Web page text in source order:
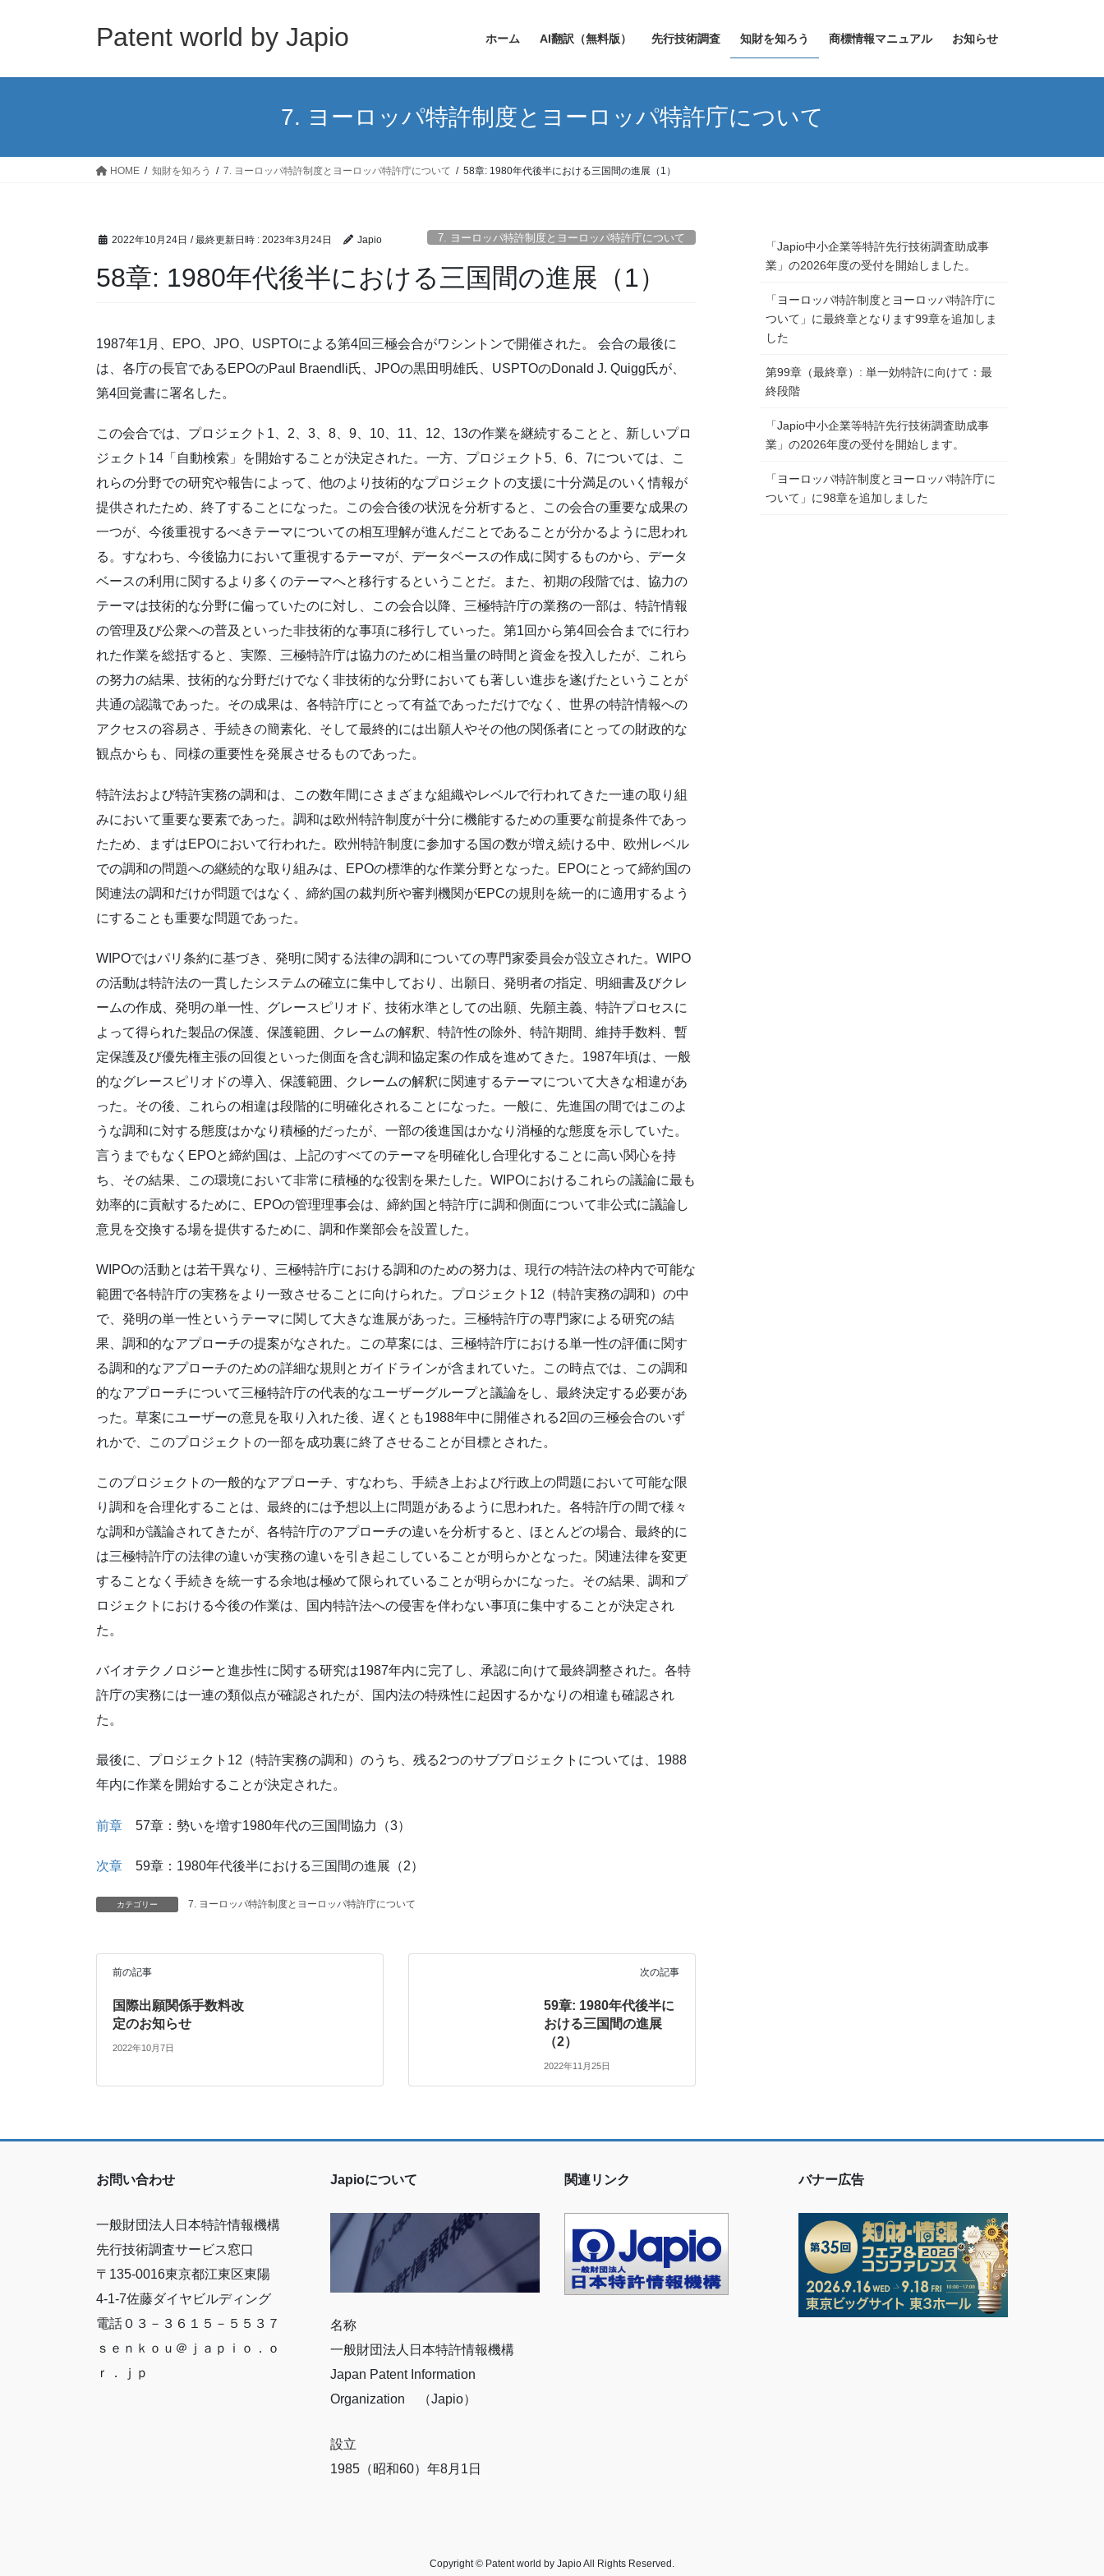
Patent world by Japio ホーム AI翻訳（無料版） 先行技術調査 知財を知ろう 商標情報マニュアル お知らせ
7. ヨーロッパ特許制度とヨーロッパ特許庁について
HOME 知財を知ろう 7. ヨーロッパ特許制度とヨーロッパ特許庁について 58章: 1980年代後半における三国間の進展（1）
2022年10月24日 / 最終更新日時 : 2023年3月24日 Japio 7. ヨーロッパ特許制度とヨーロッパ特許庁について
58章: 1980年代後半における三国間の進展（1）
1987年1月、EPO、JPO、USPTOによる第4回三極会合がワシントンで開催された。 会合の最後に
は、各庁の長官であるEPOのPaul Braendli氏、JPOの黒田明雄氏、USPTOのDonald J. Quigg氏が、
第4回覚書に署名した。
この会合では、プロジェクト1、2、3、8、9、10、11、12、13の作業を継続することと、新しいプロ
ジェクト14「自動検索」を開始することが決定された。一方、プロジェクト5、6、7については、こ
れらの分野での研究や報告によって、他のより技術的なプロジェクトの支援に十分満足のいく情報が
提供されたため、終了することになった。この会合後の状況を分析すると、この会合の重要な成果の
一つが、今後重視するべきテーマについての相互理解が進んだことであることが分かるように思われ
る。すなわち、今後協力において重視するテーマが、データベースの作成に関するものから、データ
ベースの利用に関するより多くのテーマへと移行するということだ。また、初期の段階では、協力の
テーマは技術的な分野に偏っていたのに対し、この会合以降、三極特許庁の業務の一部は、特許情報
の管理及び公衆への普及といった非技術的な事項に移行していった。第1回から第4回会合までに行わ
れた作業を総括すると、実際、三極特許庁は協力のために相当量の時間と資金を投入したが、これら
の努力の結果、技術的な分野だけでなく非技術的な分野においても著しい進歩を遂げたということが
共通の認識であった。その成果は、各特許庁にとって有益であっただけでなく、世界の特許情報への
アクセスの容易さ、手続きの簡素化、そして最終的には出願人やその他の関係者にとっての財政的な
観点からも、同様の重要性を発展させるものであった。
特許法および特許実務の調和は、この数年間にさまざまな組織やレベルで行われてきた一連の取り組
みにおいて重要な要素であった。調和は欧州特許制度が十分に機能するための重要な前提条件であっ
たため、まずはEPOにおいて行われた。欧州特許制度に参加する国の数が増え続ける中、欧州レベル
での調和の問題への継続的な取り組みは、EPOの標準的な作業分野となった。EPOにとって締約国の
関連法の調和だけが問題ではなく、締約国の裁判所や審判機関がEPCの規則を統一的に適用するよう
にすることも重要な問題であった。
WIPOではパリ条約に基づき、発明に関する法律の調和についての専門家委員会が設立された。WIPO
の活動は特許法の一貫したシステムの確立に集中しており、出願日、発明者の指定、明細書及びクレ
ームの作成、発明の単一性、グレースピリオド、技術水準としての出願、先願主義、特許プロセスに
よって得られた製品の保護、保護範囲、クレームの解釈、特許性の除外、特許期間、維持手数料、暫
定保護及び優先権主張の回復といった側面を含む調和協定案の作成を進めてきた。1987年頃は、一般
的なグレースピリオドの導入、保護範囲、クレームの解釈に関連するテーマについて大きな相違があ
った。その後、これらの相違は段階的に明確化されることになった。一般に、先進国の間ではこのよ
うな調和に対する態度はかなり積極的だったが、一部の後進国はかなり消極的な態度を示していた。
言うまでもなくEPOと締約国は、上記のすべてのテーマを明確化し合理化することに高い関心を持
ち、その結果、この環境において非常に積極的な役割を果たした。WIPOにおけるこれらの議論に最も
効率的に貢献するために、EPOの管理理事会は、締約国と特許庁に調和側面について非公式に議論し
意見を交換する場を提供するために、調和作業部会を設置した。
WIPOの活動とは若干異なり、三極特許庁における調和のための努力は、現行の特許法の枠内で可能な
範囲で各特許庁の実務をより一致させることに向けられた。プロジェクト12（特許実務の調和）の中
で、発明の単一性というテーマに関して大きな進展があった。三極特許庁の専門家による研究の結
果、調和的なアプローチの提案がなされた。この草案には、三極特許庁における単一性の評価に関す
る調和的なアプローチのための詳細な規則とガイドラインが含まれていた。この時点では、この調和
的なアプローチについて三極特許庁の代表的なユーザーグループと議論をし、最終決定する必要があ
った。草案にユーザーの意見を取り入れた後、遅くとも1988年中に開催される2回の三極会合のいず
れかで、このプロジェクトの一部を成功裏に終了させることが目標とされた。
このプロジェクトの一般的なアプローチ、すなわち、手続き上および行政上の問題において可能な限
り調和を合理化することは、最終的には予想以上に問題があるように思われた。各特許庁の間で様々
な調和が議論されてきたが、各特許庁のアプローチの違いを分析すると、ほとんどの場合、最終的に
は三極特許庁の法律の違いが実務の違いを引き起こしていることが明らかとなった。関連法律を変更
することなく手続きを統一する余地は極めて限られていることが明らかになった。その結果、調和プ
ロジェクトにおける今後の作業は、国内特許法への侵害を伴わない事項に集中することが決定され
た。
バイオテクノロジーと進歩性に関する研究は1987年内に完了し、承認に向けて最終調整された。各特
許庁の実務には一連の類似点が確認されたが、国内法の特殊性に起因するかなりの相違も確認され
た。
最後に、プロジェクト12（特許実務の調和）のうち、残る2つのサブプロジェクトについては、1988
年内に作業を開始することが決定された。
前章 57章：勢いを増す1980年代の三国間協力（3）
次章 59章：1980年代後半における三国間の進展（2）
カテゴリー 7. ヨーロッパ特許制度とヨーロッパ特許庁について
前の記事
国際出願関係手数料改
定のお知らせ
2022年10月7日
次の記事
59章: 1980年代後半に
おける三国間の進展
（2）
2022年11月25日
「Japio中小企業等特許先行技術調査助成事
業」の2026年度の受付を開始しました。
「ヨーロッパ特許制度とヨーロッパ特許庁に
ついて」に最終章となります99章を追加しま
した
第99章（最終章）: 単一効特許に向けて：最
終段階
「Japio中小企業等特許先行技術調査助成事
業」の2026年度の受付を開始します。
「ヨーロッパ特許制度とヨーロッパ特許庁に
ついて」に98章を追加しました
お問い合わせ
一般財団法人日本特許情報機構
先行技術調査サービス窓口
〒135-0016東京都江東区東陽
4-1-7佐藤ダイヤビルディング
電話０３－３６１５－５５３７
ｓｅｎｋｏｕ＠ｊａｐｉｏ．ｏ
ｒ．ｊｐ
Japioについて
名称
一般財団法人日本特許情報機構
Japan Patent Information
Organization （Japio）
設立
1985（昭和60）年8月1日
関連リンク バナー広告
Copyright © Patent world by Japio All Rights Reserved.